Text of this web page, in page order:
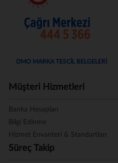
DMO MARKA TESCİL BELGELERİ
Müşteri Hizmetleri
Banka Hesapları
Bilgi Edinme
Hizmet Envanteri & Standartları
Süreç Takip